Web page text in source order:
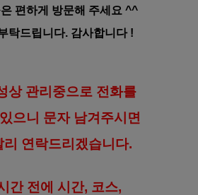
편하게 방문해 주세요 ^^
탁드립니다. 감사합니다 !
상 관리중으로 전화를
으니 문자 남겨주시면
리 연락드리겠습니다.
간 전에 시간, 코스,